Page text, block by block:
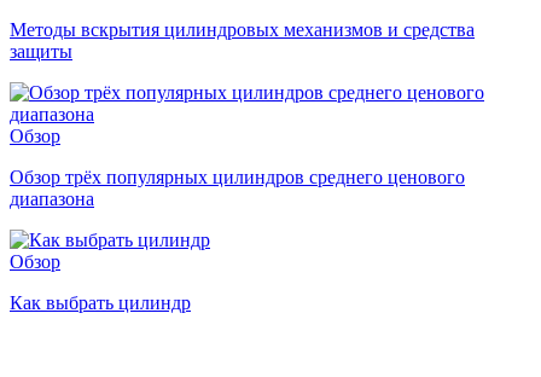
Методы вскрытия цилиндровых механизмов и средства
защиты
Обзор
Обзор трёх популярных цилиндров среднего ценового
диапазона
Обзор
Как выбрать цилиндр